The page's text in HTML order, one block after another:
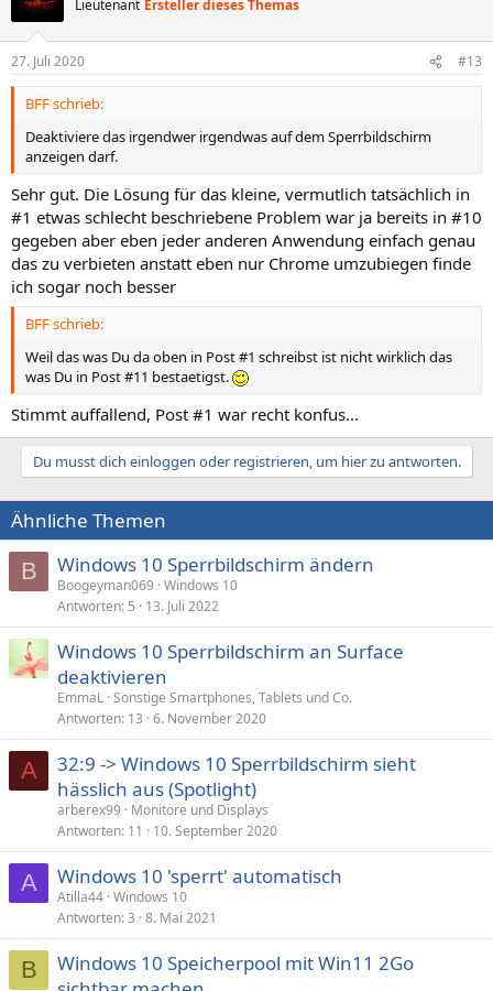
e
n
Lieutenant Ersteller dieses Themas
27. Juli 2020 #13
BFF schrieb:
Deaktiviere das irgendwer irgendwas auf dem Sperrbildschirm
anzeigen darf.
Sehr gut. Die Lösung für das kleine, vermutlich tatsächlich in
#1 etwas schlecht beschriebene Problem war ja bereits in #10
gegeben aber eben jeder anderen Anwendung einfach genau
das zu verbieten anstatt eben nur Chrome umzubiegen finde
ich sogar noch besser
BFF schrieb:
Weil das was Du da oben in Post #1 schreibst ist nicht wirklich das
was Du in Post #11 bestaetigst.
Stimmt auffallend, Post #1 war recht konfus...
Du musst dich einloggen oder registrieren, um hier zu antworten.
Ähnliche Themen
B Windows 10 Sperrbildschirm ändern
Boogeyman069 Windows 10
Antworten 5 13. Juli 2022
Windows 10 Sperrbildschirm an Surface
deaktivieren
EmmaL Sonstige Smartphones, Tablets und Co.
Antworten 13 6. November 2020
A
32:9 -> Windows 10 Sperrbildschirm sieht
hässlich aus (Spotlight)
arberex99
Monitore und Displays
Antworten 11 10. September 2020
A Windows 10 'sperrt' automatisch
Atilla44 Windows 10
Antworten 3 8. Mai 2021
B
Windows 10 Speicherpool mit Win11 2Go